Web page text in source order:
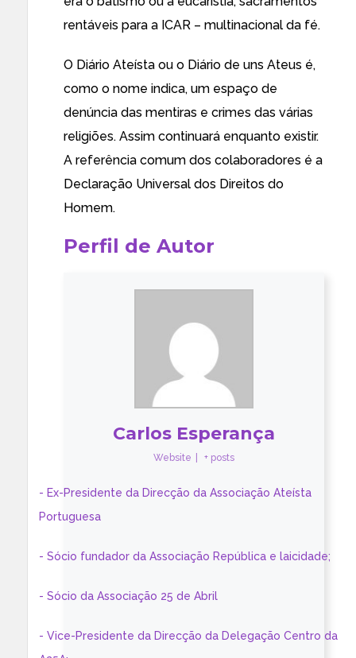
rentáveis para a ICAR – multinacional da fé.
O Diário Ateísta ou o Diário de uns Ateus é,
como o nome indica, um espaço de
denúncia das mentiras e crimes das várias
religiões. Assim continuará enquanto existir.
A referência comum dos colaboradores é a
Declaração Universal dos Direitos do
Homem.
Perfil de Autor
Carlos Esperança
Website + posts
- Ex-Presidente da Direcção da Associação Ateísta
Portuguesa
- Sócio fundador da Associação República e laicidade;
- Sócio da Associação 25 de Abril
- Vice-Presidente da Direcção da Delegação Centro da